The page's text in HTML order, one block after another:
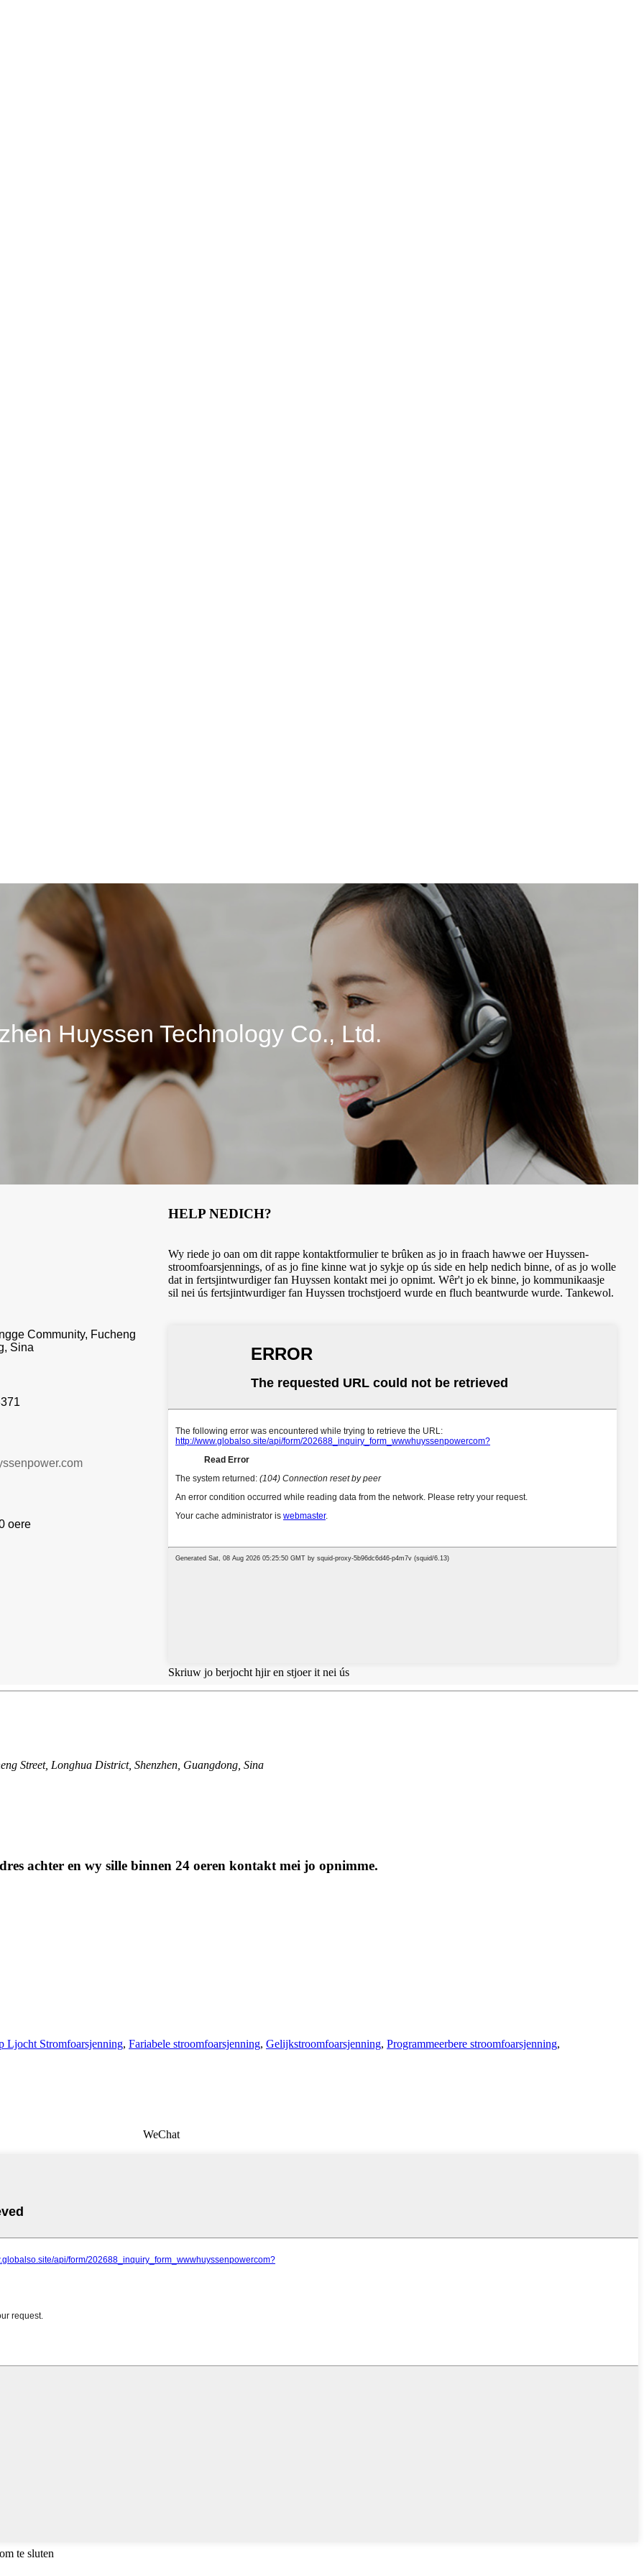
Huyssen Technology Co., Ltd.
Community, Fucheng
Sina
oere
HELP NEDICH?
Wy riede jo oan om dit rappe kontaktformulier te brûken as jo in fraach hawwe oer Huyssen-
stroomfoarsjennings, of as jo fine kinne wat jo sykje op ús side en help nedich binne, of as jo wolle
dat in fertsjintwurdiger fan Huyssen kontakt mei jo opnimt. Wêr't jo ek binne, jo kommunikaasje
sil nei ús fertsjintwurdiger fan Huyssen trochstjoerd wurde en fluch beantwurde wurde. Tankewol.
Skriuw jo berjocht hjir en stjoer it nei ús
Street, Longhua District, Shenzhen, Guangdong, Sina
achter en wy sille binnen 24 oeren kontakt mei jo opnimme.
Ljocht Stromfoarsjenning, Fariabele stroomfoarsjenning, Gelijkstroomfoarsjenning, Programmeerbere stroomfoarsjenning,
WeChat
te sluten